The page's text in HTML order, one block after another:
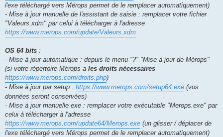
l'exe téléchargé vers Mérops permet de le remplacer automatiquement)
- Mise à jour manuelle de l'assistant de saisie : remplacer votre fichier
"Valeurs.xdm" par celui à télécharger à l'adresse
https://www.merops.com/update/Valeurs.xdm
OS 64 bits :
- Mise à jour automatique : depuis le menu "?" "Mise à jour de Mérops"
(si votre répertoire Mérops a les droits nécessaires
https://www.merops.com/droits.php)
- Mise à jour par setup : https://www.merops.com/setup64.exe (vos
données seront conservées)
- Mise à jour manuelle exe : remplacer votre exécutable "Merops.exe" par
celui à télécharger à l'adresse
https://www.merops.com/update64/Merops.exe (un glisser / déplacer de
l'exe téléchargé vers Mérops permet de le remplacer automatiquement)